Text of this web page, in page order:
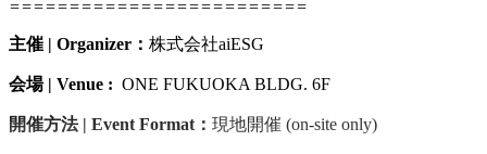
=========================
主催 | Organizer： 株式会社aiESG
会場| Venue : ONE FUKUOKA BLDG. 6F
開催方法 | Event Format： 現地開催 (on-site only)